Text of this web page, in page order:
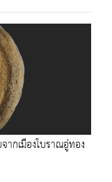
กเมืองโบราณอู่ทอง